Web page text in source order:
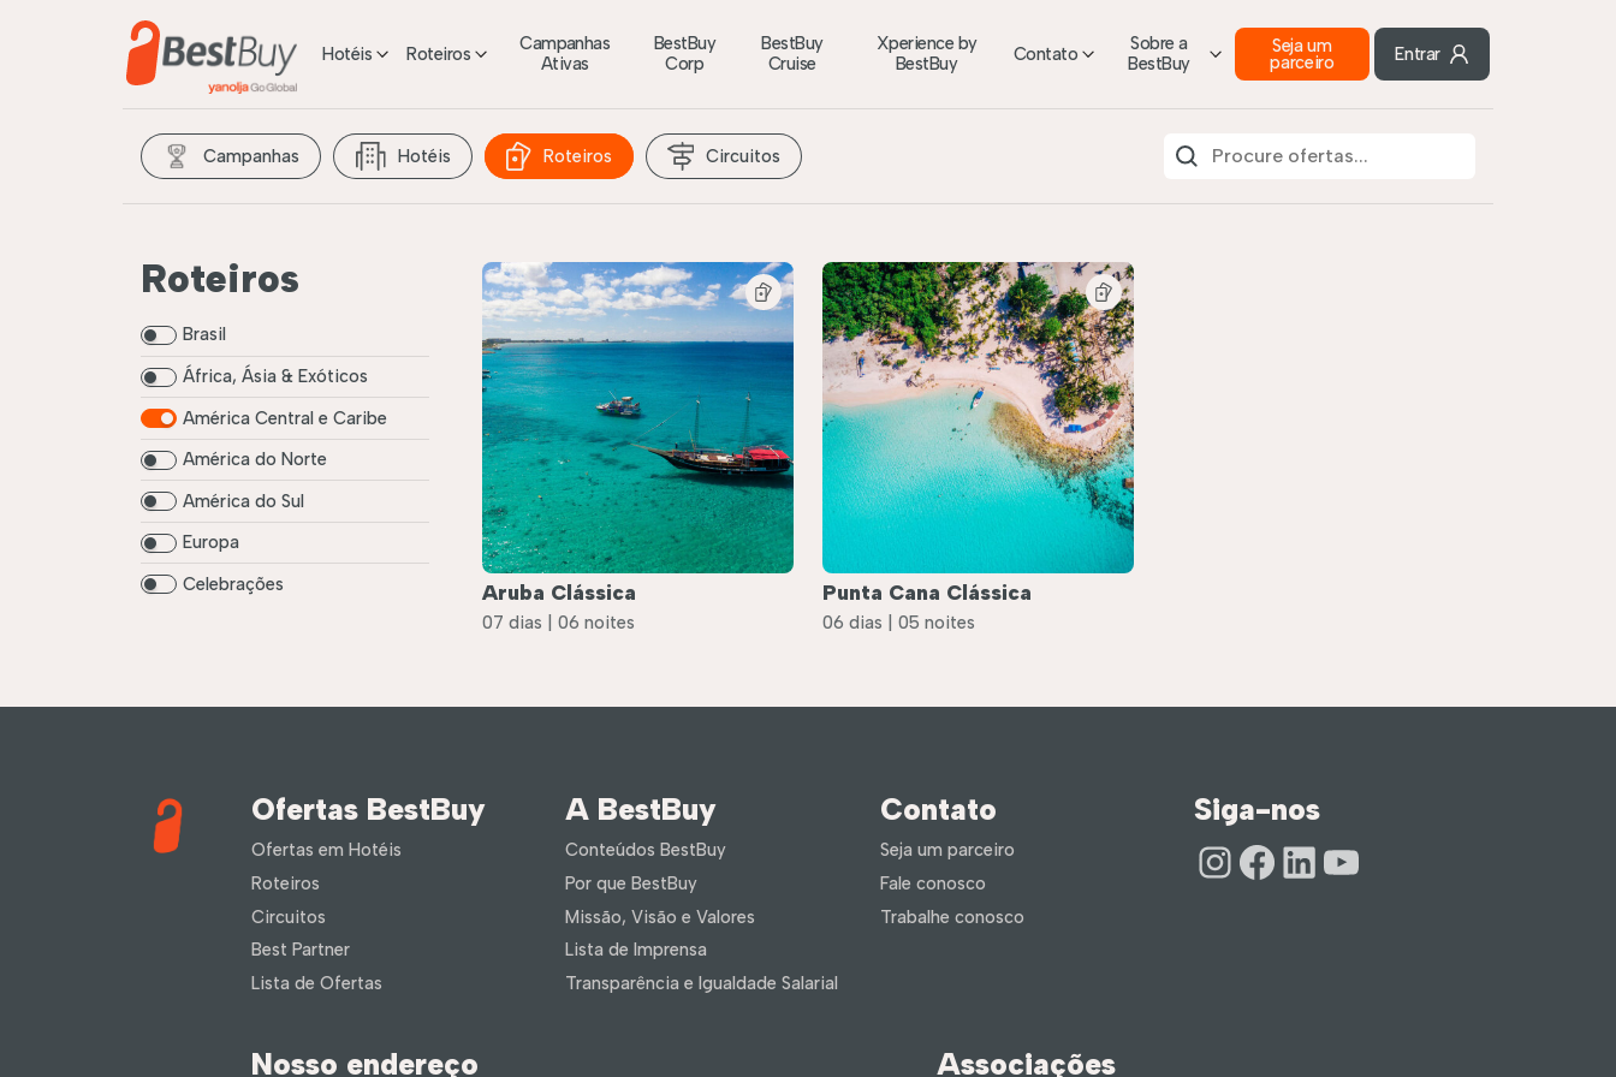
Hotéis Roteiros
Campanhas
Ativas
BestBuy
Corp
BestBuy
Cruise
Xperience by
BestBuy
Contato
Sobre a
BestBuy
Seja um
parceiro Entrar
Campanhas Hotéis Roteiros Circuitos
Roteiros
Brasil
África, Ásia & Exóticos
América Central e Caribe
América do Norte
América do Sul
Europa
Celebrações
Aruba Clássica
07 dias | 06 noites
Punta Cana Clássica
06 dias | 05 noites
Ofertas BestBuy
Ofertas em Hotéis
Roteiros
Circuitos
Best Partner
Lista de Ofertas
A BestBuy
Conteúdos BestBuy
Por que BestBuy
Missão, Visão e Valores
Lista de Imprensa
Transparência e Igualdade Salarial
Contato
Seja um parceiro
Fale conosco
Trabalhe conosco
Siga-nos
Instagram
Nosso endereço Associações